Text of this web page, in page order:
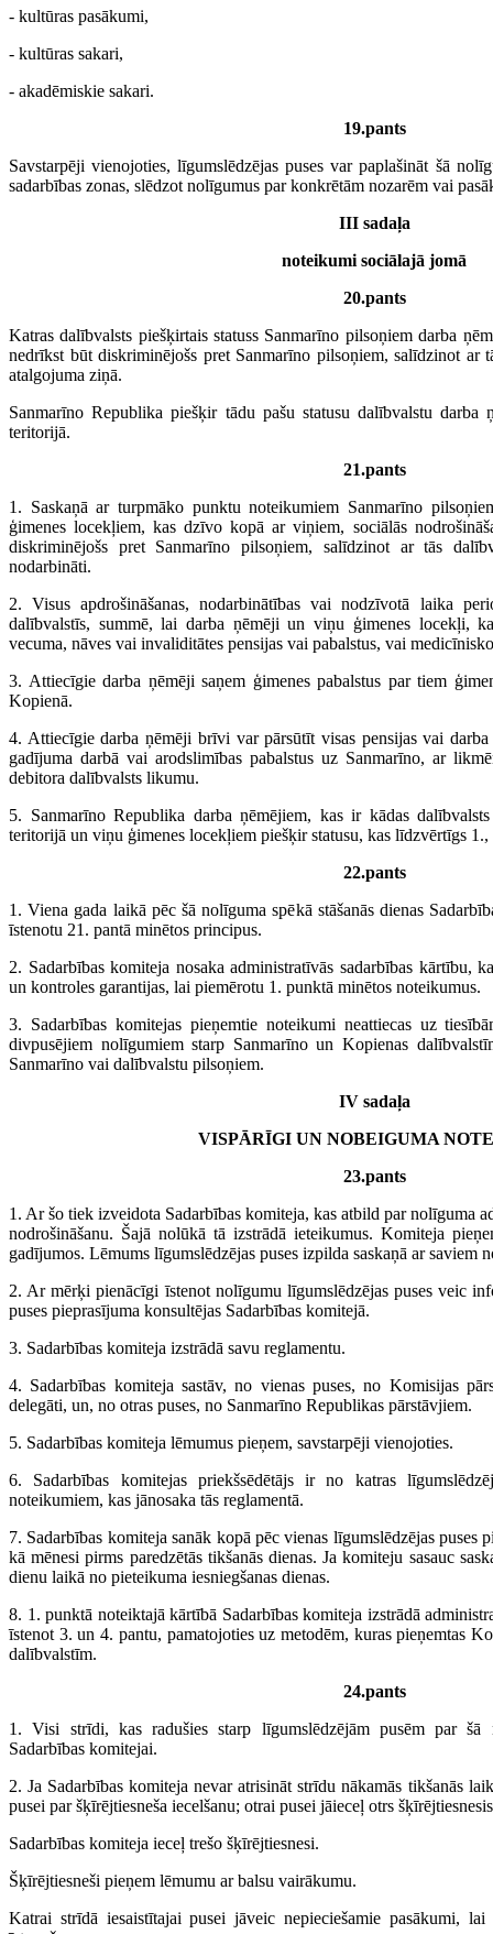
- kultūras pasākumi,
- kultūras sakari,
- akadēmiskie sakari.
19.pants
Savstarpēji vienojoties, līgumslēdzējas puses var paplašināt šā
sadarbības zonas, slēdzot nolīgumus par konkrētām nozarēm vai
III sadaļa
noteikumi sociālajā jomā
20.pants
Katras dalībvalsts piešķirtais statuss Sanmarīno pilsoņiem darba
nedrīkst būt diskriminējošs pret Sanmarīno pilsoņiem, salīdzinot ar
atalgojuma ziņā.
Sanmarīno Republika piešķir tādu pašu statusu dalībvalstu
teritorijā.
21.pants
1. Saskaņā ar turpmāko punktu noteikumiem Sanmarīno
ģimenes locekļiem, kas dzīvo kopā ar viņiem, sociālās
diskriminējošs pret Sanmarīno pilsoņiem, salīdzinot ar tās
nodarbināti.
2. Visus apdrošināšanas, nodarbinātības vai nodzīvotā laika
dalībvalstīs, summē, lai darba ņēmēji un viņu ģimenes locekļi,
vecuma, nāves vai invaliditātes pensijas vai pabalstus, vai
3. Attiecīgie darba ņēmēji saņem ģimenes pabalstus par tiem
Kopienā.
4. Attiecīgie darba ņēmēji brīvi var pārsūtīt visas pensijas vai darba
gadījuma darbā vai arodslimības pabalstus uz Sanmarīno, ar
debitora dalībvalsts likumu.
5. Sanmarīno Republika darba ņēmējiem, kas ir kādas
teritorijā un viņu ģimenes locekļiem piešķir statusu, kas līdzvērtīgs
22.pants
1. Viena gada laikā pēc šā nolīguma spēkā stāšanās dienas
īstenotu 21. pantā minētos principus.
2. Sadarbības komiteja nosaka administratīvās sadarbības kārtību,
un kontroles garantijas, lai piemērotu 1. punktā minētos noteikumus.
3. Sadarbības komitejas pieņemtie noteikumi neattiecas uz
divpusējiem nolīgumiem starp Sanmarīno un Kopienas
Sanmarīno vai dalībvalstu pilsoņiem.
IV sadaļa
VISPĀRĪGI UN NOBEIGUMA
23.pants
1. Ar šo tiek izveidota Sadarbības komiteja, kas atbild par nolīguma
nodrošināšanu. Šajā nolūkā tā izstrādā ieteikumus. Komiteja
gadījumos. Lēmums līgumslēdzējas puses izpilda saskaņā ar saviem
2. Ar mērķi pienācīgi īstenot nolīgumu līgumslēdzējas puses veic
puses pieprasījuma konsultējas Sadarbības komitejā.
3. Sadarbības komiteja izstrādā savu reglamentu.
4. Sadarbības komiteja sastāv, no vienas puses, no Komisijas
delegāti, un, no otras puses, no Sanmarīno Republikas pārstāvjiem.
5. Sadarbības komiteja lēmumus pieņem, savstarpēji vienojoties.
6. Sadarbības komitejas priekšsēdētājs ir no katras
noteikumiem, kas jānosaka tās reglamentā.
7. Sadarbības komiteja sanāk kopā pēc vienas līgumslēdzējas puses
kā mēnesi pirms paredzētās tikšanās dienas. Ja komiteju sasauc
dienu laikā no pieteikuma iesniegšanas dienas.
8. 1. punktā noteiktajā kārtībā Sadarbības komiteja izstrādā
īstenot 3. un 4. pantu, pamatojoties uz metodēm, kuras pieņemtas
dalībvalstīm.
24.pants
1. Visi strīdi, kas radušies starp līgumslēdzējām pusēm par šā
Sadarbības komitejai.
2. Ja Sadarbības komiteja nevar atrisināt strīdu nākamās tikšanās
pusei par šķīrējtiesneša iecelšanu; otrai pusei jāieceļ otrs
Sadarbības komiteja ieceļ trešo šķīrējtiesnesi.
Šķīrējtiesneši pieņem lēmumu ar balsu vairākumu.
Katrai strīdā iesaistītajai pusei jāveic nepieciešamie pasākumi, lai